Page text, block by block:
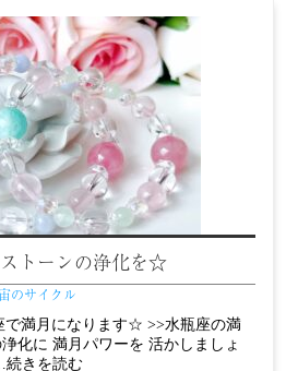
トーンの浄化を☆
のサイクル
で満月になります☆ >>水瓶座の満
化に 満月パワーを 活かしましょ
きを読む